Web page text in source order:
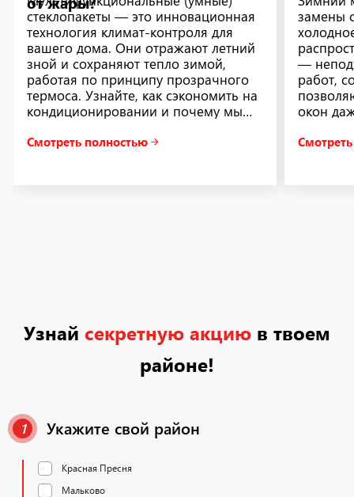
стеклопакеты — это инновационная
технология климат-контроля для
вашего дома. Они отражают летний
зной и сохраняют тепло зимой,
работая по принципу прозрачного
термоса. Узнайте, как сэкономить на
кондиционировании и почему мы
подарок при...
Смотреть полностью
замены
—
работ,
окон
Узнай секретную акцию в твоем
районе!
1 Укажите свой район
Красная Пресня
Мальково